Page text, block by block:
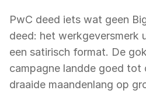
PwC deed iets wat geen
deed: het werkgeversmerk
een satirisch format. De
campagne landde goed tot
draaide maandenlang op